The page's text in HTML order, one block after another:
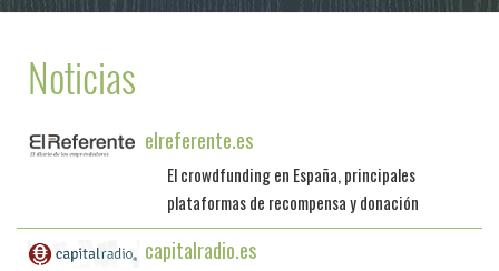
Noticias
elreferente.es
El crowdfunding en España, principales
plataformas de recompensa y donación
capitalradio.es